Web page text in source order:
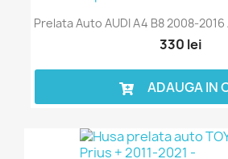
Prelata Auto AUDI A4 B8 2008-
330 lei
ADAUGA IN